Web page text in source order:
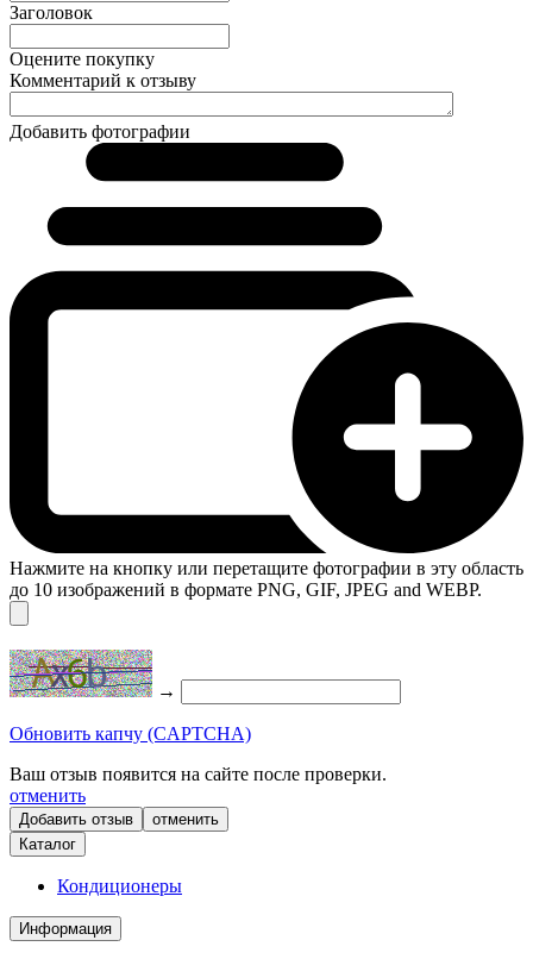
Заголовок
Оцените покупку
Комментарий к отзыву
Добавить фотографии
Нажмите на кнопку или перетащите фотографии в эту область
до 10 изображений в формате PNG, GIF, JPEG and WEBP.
→
Обновить капчу (CAPTCHA)
Ваш отзыв появится на сайте после проверки.
отменить
отменить
Каталог
Кондиционеры
Информация